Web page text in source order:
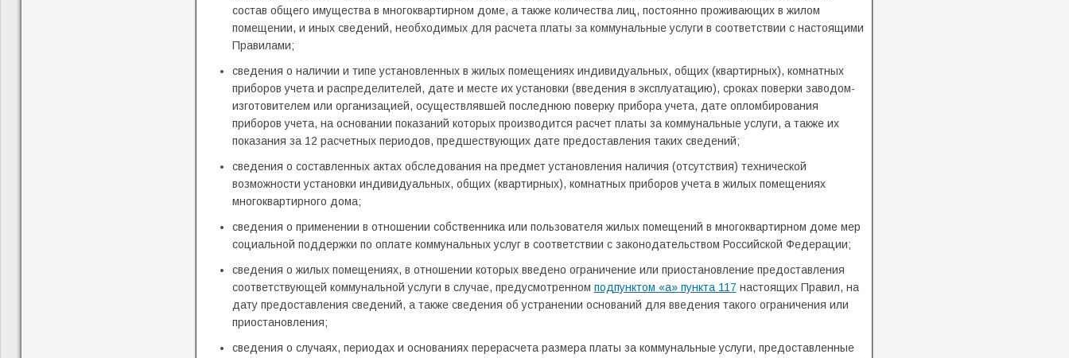
состав общего имущества в многоквартирном доме, а также количества лиц, постоянно проживающих в жилом
помещении, и иных сведений, необходимых для расчета платы за коммунальные услуги в соответствии с настоящими
Правилами;
сведения о наличии и типе установленных в жилых помещениях индивидуальных, общих (квартирных), комнатных
приборов учета и распределителей, дате и месте их установки (введения в эксплуатацию), сроках поверки заводом-
изготовителем или организацией, осуществлявшей последнюю поверку прибора учета, дате опломбирования
приборов учета, на основании показаний которых производится расчет платы за коммунальные услуги, а также их
показания за 12 расчетных периодов, предшествующих дате предоставления таких сведений;
сведения о составленных актах обследования на предмет установления наличия (отсутствия) технической
возможности установки индивидуальных, общих (квартирных), комнатных приборов учета в жилых помещениях
многоквартирного дома;
сведения о применении в отношении собственника или пользователя жилых помещений в многоквартирном доме мер
социальной поддержки по оплате коммунальных услуг в соответствии с законодательством Российской Федерации;
сведения о жилых помещениях, в отношении которых введено ограничение или приостановление предоставления
соответствующей коммунальной услуги в случае, предусмотренном подпунктом «а» пункта 117 настоящих Правил, на
дату предоставления сведений, а также сведения об устранении оснований для введения такого ограничения или
приостановления;
сведения о случаях, периодах и основаниях перерасчета размера платы за коммунальные услуги, предоставленные